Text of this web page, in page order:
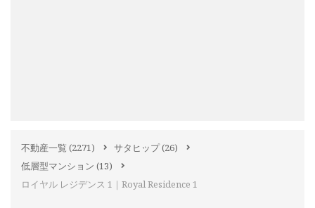
不動産一覧 (2271) サタヒップ(26)
低層型マンション (13)
ロイヤル レジデンス 1｜Royal Residence 1